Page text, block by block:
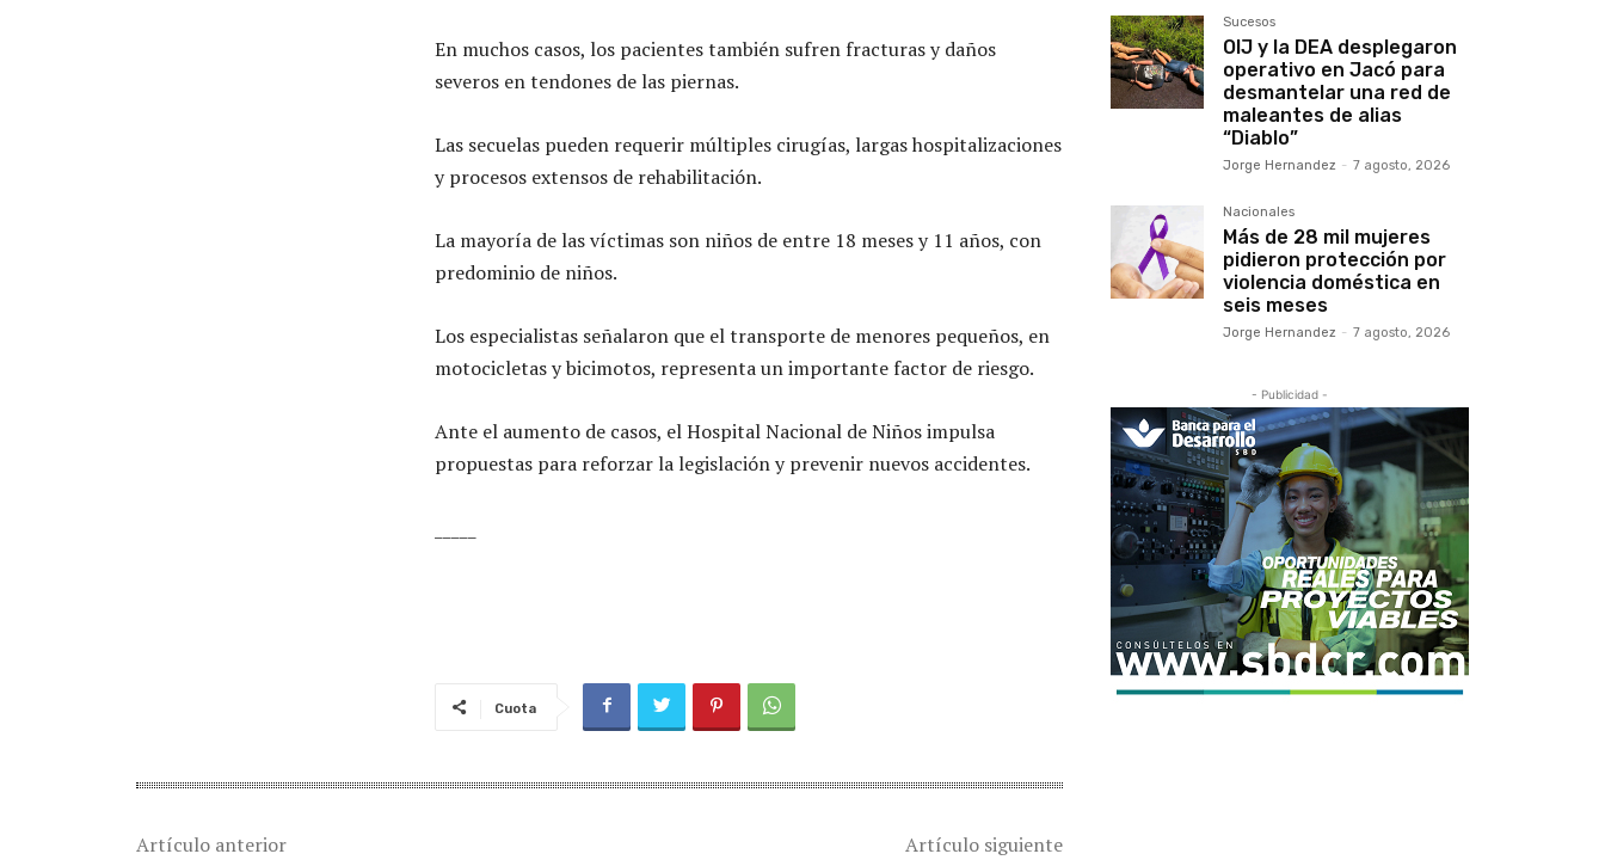
En muchos casos, los pacientes también sufren fracturas y daños
severos en tendones de las piernas.
Las secuelas pueden requerir múltiples cirugías, largas hospitalizaciones
y procesos extensos de rehabilitación.
La mayoría de las víctimas son niños de entre 18 meses y 11 años, con
predominio de niños.
Los especialistas señalaron que el transporte de menores pequeños, en
motocicletas y bicimotos, representa un importante factor de riesgo.
Ante el aumento de casos, el Hospital Nacional de Niños impulsa
propuestas para reforzar la legislación y prevenir nuevos accidentes.
Cuota
Artículo anterior
Artículo siguiente
Sucesos
OIJ y la DEA desplegaron
operativo en Jacó para
desmantelar una red de
maleantes de alias
“Diablo”
Jorge Hernandez - 7 agosto, 2026
Nacionales
Más de 28 mil mujeres
pidieron protección por
violencia doméstica en
seis meses
Jorge Hernandez - 7 agosto, 2026
- Publicidad -